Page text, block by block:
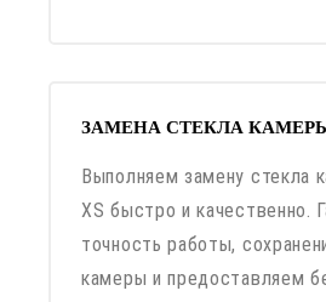
ЗАМЕНА СТЕКЛА КАМЕРЫ
Выполняем замену стекла
XS быстро и качественно.
точность работы,
камеры и предоставляем